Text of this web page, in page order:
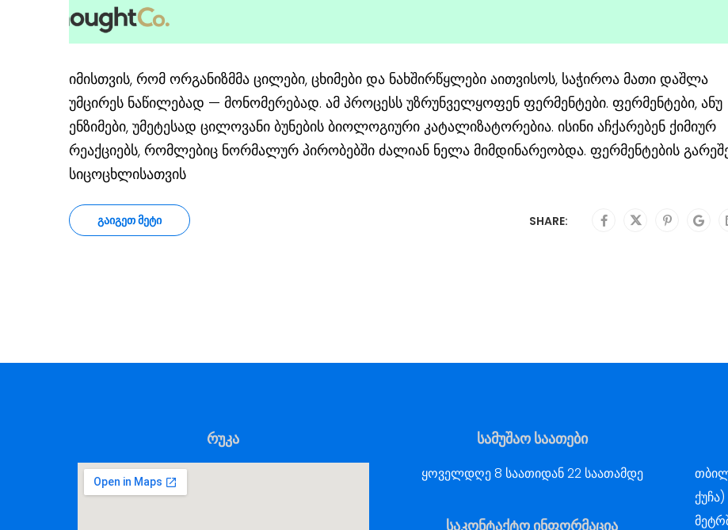
იმისთვის, რომ ორგანიზმმა ცილები, ცხიმები და ნახშირწყლები აითვისოს, საჭიროა მათი დაშლა
უმცირეს ნაწილებად — მონომერებად. ამ პროცესს უზრუნველყოფენ ფერმენტები. ფერმენტები, ანუ
ენზიმები, უმეტესად ცილოვანი ბუნების ბიოლოგიური კატალიზატორებია. ისინი აჩქარებენ ქიმიურ
რეაქციებს, რომლებიც ნორმალურ პირობებში ძალიან ნელა მიმდინარეობდა. ფერმენტების
სიცოცხლისათვის
ᲒᲐᲘᲒᲔᲗ ᲛᲔᲢᲘ SHARE:
რუკა სამუშაო საათები
ყოველდღე 8 საათიდან 22 საათამდე
საკონტაქტო ინფორმაცია